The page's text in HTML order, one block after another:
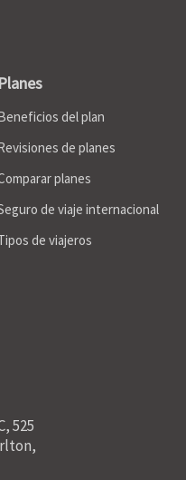
Planes
del plan
de planes
planes
de viaje internacional
de viajeros
525